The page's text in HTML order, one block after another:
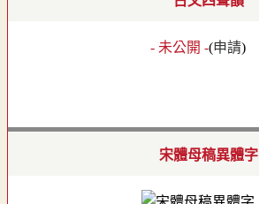
- 未公開 -(申請)
宋體母稿異體字